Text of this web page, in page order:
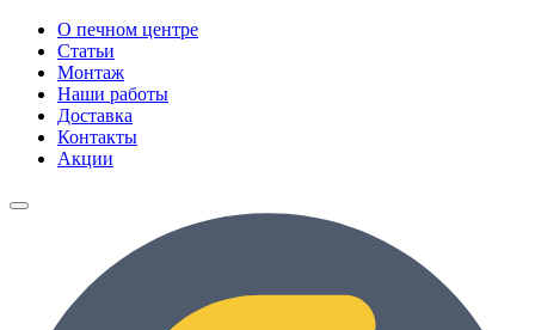
О печном центре
Статьи
Монтаж
Наши работы
Доставка
Контакты
Акции